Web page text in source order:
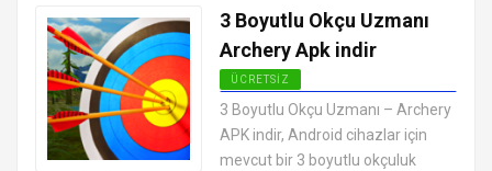
3 Boyutlu Okçu Uzmanı
Archery Apk indir
ÜCRETSIZ
EN İYI ANDROID APK OYUNLARI
ÜCRETSIZ
3 Boyutlu Okçu Uzmanı – Archery
APK indir, Android cihazlar için
mevcut bir 3 boyutlu okçuluk